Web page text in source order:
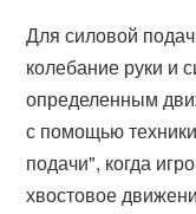
Для силовой
колебание руки и
определенным
с помощью
подачи", когда
хвостовое